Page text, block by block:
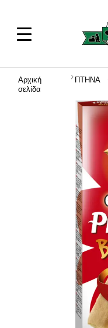
Αρχική
σελίδα
ΠΤΗΝΑ